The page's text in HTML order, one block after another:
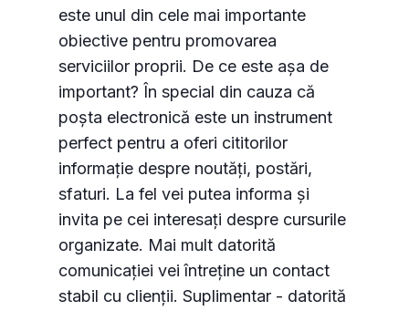
este unul din cele mai importante
obiective pentru promovarea
serviciilor proprii. De ce este așa de
important? În special din cauza că
poșta electronică este un instrument
perfect pentru a oferi cititorilor
informație despre noutăți, postări,
sfaturi. La fel vei putea informa și
invita pe cei interesați despre cursurile
organizate. Mai mult datorită
comunicației vei întreține un contact
stabil cu clienții. Suplimentar - datorită